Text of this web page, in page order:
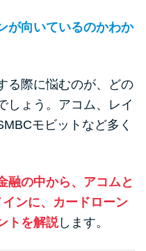
たい方向け
診断
Q&A
が向いているのかわか
る際に悩むのが、どの
しょう。アコム、レイ
モビットなど多く
融の中から、アコムと
ンに、カードローン
トを解説します。